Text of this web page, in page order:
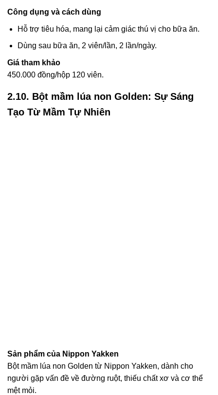
Công dụng và cách dùng
Hỗ trợ tiêu hóa, mang lại cảm giác thú vị cho bữa ăn.
Dùng sau bữa ăn, 2 viên/lần, 2 lần/ngày.
Giá tham khảo
450.000 đồng/hộp 120 viên.
2.10. Bột mầm lúa non Golden: Sự Sáng
Tạo Từ Mầm Tự Nhiên
Sản phẩm của Nippon Yakken
Bột mầm lúa non Golden từ Nippon Yakken, dành cho
người gặp vấn đề về đường ruột, thiếu chất xơ và cơ thể
mệt mỏi.